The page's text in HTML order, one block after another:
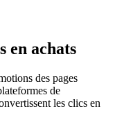
en achats
des pages
de
les clics en